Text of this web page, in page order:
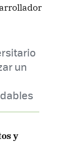
un
y